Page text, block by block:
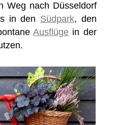
Weg nach Düsseldorf
in den Südpark, den
Ausflügein der